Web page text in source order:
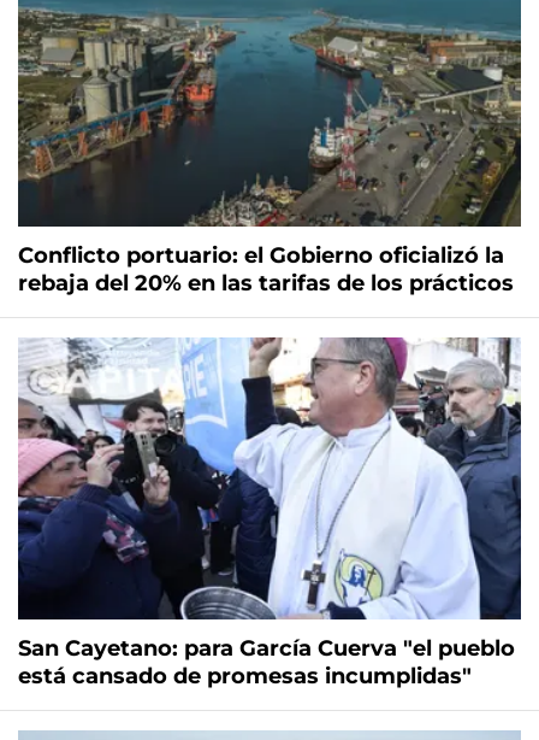
Conflicto portuario: el Gobierno oficializó la
rebaja del 20% en las tarifas de los prácticos
San Cayetano: para García Cuerva "el pueblo
está cansado de promesas incumplidas"